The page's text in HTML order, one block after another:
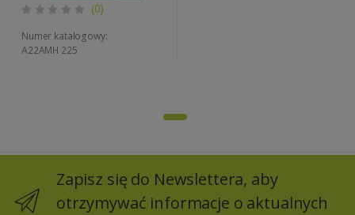
(0)
Numer katalogowy:
A22AMH 225
Zapisz się do Newslettera, aby
otrzymywać informacje o aktualnych